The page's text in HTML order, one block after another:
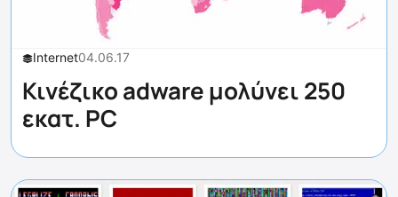
Internet04.06.17
Κινέζικο adware μολύνει 250
εκατ. PC